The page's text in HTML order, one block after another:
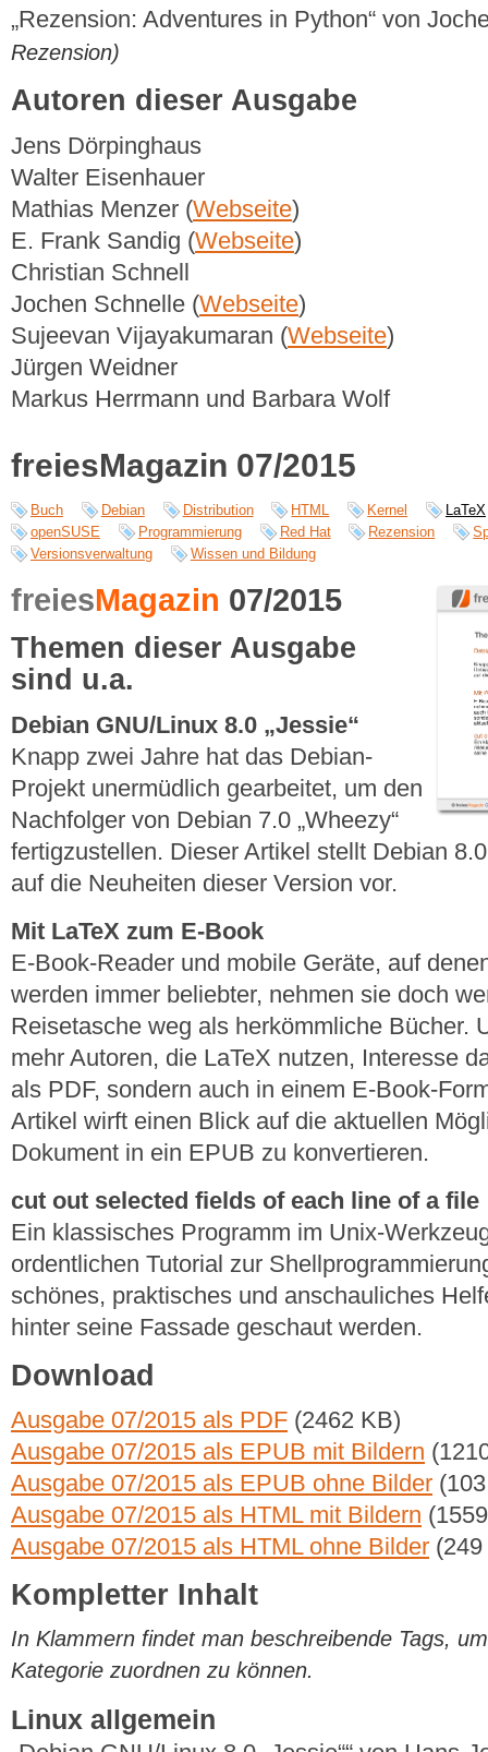
„Rezension: Adventures in Python“ von
Rezension)
Autoren dieser Ausgabe
Jens Dörpinghaus
Walter Eisenhauer
Mathias Menzer (Webseite)
E. Frank Sandig (Webseite)
Christian Schnell
Jochen Schnelle (Webseite)
Sujeevan Vijayakumaran (Webseite)
Jürgen Weidner
Markus Herrmann und Barbara Wolf
freiesMagazin 07/2015
Buch Debian Distribution HTML Kernel
LaTeX
openSUSE
Programmierung Red Hat Rezension
Versionsverwaltung
Wissen und Bildung
freiesMagazin 07/2015
Themen dieser Ausgabe
sind u.a.
Debian GNU/Linux 8.0 „Jessie“
Knapp zwei Jahre hat das Debian-
Projekt unermüdlich gearbeitet, um den
Nachfolger von Debian 7.0 „Wheezy“
fertigzustellen. Dieser Artikel stellt Debian
auf die Neuheiten dieser Version vor.
Mit LaTeX zum E-Book
E-Book-Reader und mobile Geräte, auf
werden immer beliebter, nehmen sie doch
Reisetasche weg als herkömmliche Bücher.
mehr Autoren, die LaTeX nutzen, Interesse
als PDF, sondern auch in einem E-Book-
Artikel wirft einen Blick auf die aktuellen
Dokument in ein EPUB zu konvertieren.
cut out selected fields of each line of a file
Ein klassisches Programm im Unix-
ordentlichen Tutorial zur
schönes, praktisches und anschauliches
hinter seine Fassade geschaut werden.
Download
Ausgabe 07/2015 als PDF (2462 KB)
Ausgabe 07/2015 als EPUB mit Bildern
Ausgabe 07/2015 als EPUB ohne Bilder
Ausgabe 07/2015 als HTML mit Bildern
Ausgabe 07/2015 als HTML ohne Bilder
Kompletter Inhalt
In Klammern findet man beschreibende Tags,
Kategorie zuordnen zu können.
Linux allgemein